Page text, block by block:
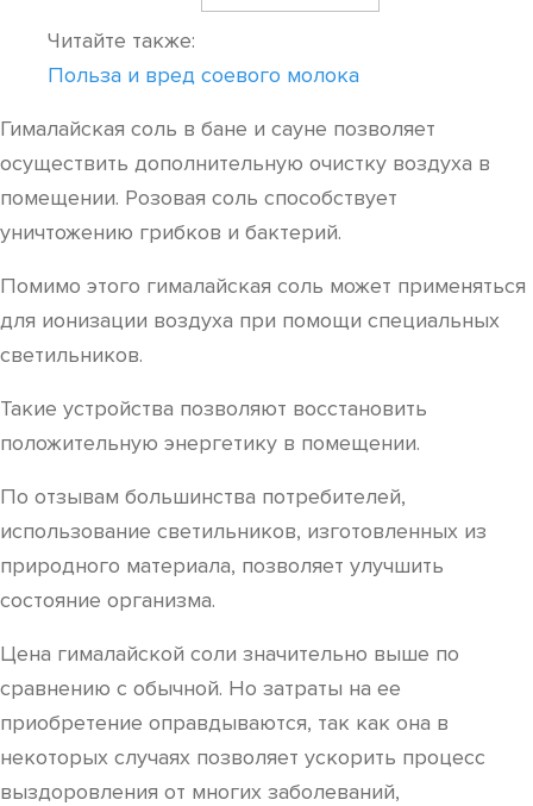
Читайте также:
Польза и вред соевого молока
Гималайская соль в бане и сауне позволяет
осуществить дополнительную очистку воздуха в
помещении. Розовая соль способствует
уничтожению грибков и бактерий.
Помимо этого гималайская соль может применяться
для ионизации воздуха при помощи специальных
светильников.
Такие устройства позволяют восстановить
положительную энергетику в помещении.
По отзывам большинства потребителей,
использование светильников, изготовленных из
природного материала, позволяет улучшить
состояние организма.
Цена гималайской соли значительно выше по
сравнению с обычной. Но затраты на ее
приобретение оправдываются, так как она в
некоторых случаях позволяет ускорить процесс
выздоровления от многих заболеваний,